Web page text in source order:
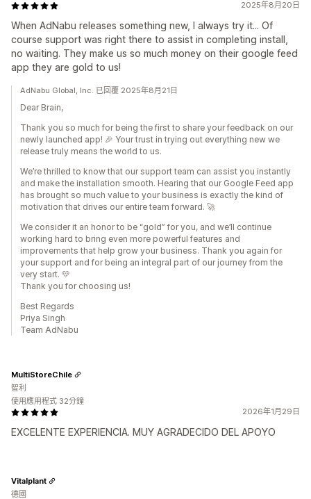
2025年8月20日
When AdNabu releases something new, I always try it... Of
course support was right there to assist in completing install,
no waiting. They make us so much money on their google feed
app they are gold to us!
AdNabu Global, Inc. 已回覆 2025年8月21日
Dear Brain,
Thank you so much for being the first to share your feedback on our
newly launched app! 🎉 Your trust in trying out everything new we
release truly means the world to us.
We’re thrilled to know that our support team can assist you instantly
and make the installation smooth. Hearing that our Google Feed app
has brought so much value to your business is exactly the kind of
motivation that drives our entire team forward. 🚀
We consider it an honor to be “gold” for you, and we’ll continue
working hard to bring even more powerful features and
improvements that help grow your business. Thank you again for
your support and for being an integral part of our journey from the
very start. 💛
Thank you for choosing us!
Best Regards
Priya Singh
Team AdNabu
2026年1月29日
EXCELENTE EXPERIENCIA. MUY AGRADECIDO DEL APOYO
MultiStoreChile
智利
使用應用程式 32分鐘
Vitalplant
德國